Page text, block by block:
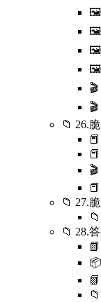
🖼️
🖼️
🖼️
🖼️
📁 26.
📁 27.
📁 28.